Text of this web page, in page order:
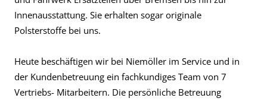
Innenausstattung. Sie erhalten sogar originale
Polsterstoffe bei uns.
Heute beschäftigen wir bei Niemöller im Service und in
der Kundenbetreuung ein fachkundiges Team von 7
Vertriebs- Mitarbeitern. Die persönliche Betreuung